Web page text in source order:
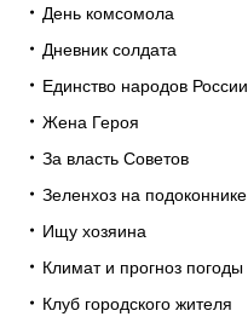
День комсомола
Дневник солдата
Единство народов России
Жена Героя
За власть Советов
Зеленхоз на подоконнике
Ищу хозяина
Климат и прогноз погоды
Клуб городского жителя